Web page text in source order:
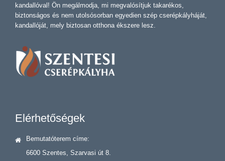
kandallóval! Ön megálmodja, mi megvalósítjuk takarékos,
biztonságos és nem utolsósorban egyedien szép cserépkályháját,
kandallóját, mely biztosan otthona ékszere lesz.
Elérhetőségek
Bemutatóterem címe:
6600 Szentes, Szarvasi út 8.